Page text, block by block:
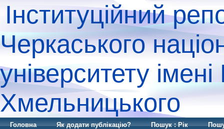
Інституційний
Черкаського
університету
Хмельницького
Головна Як додати публікацію? Пошук : Рік